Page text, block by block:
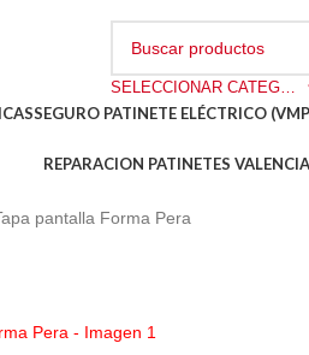
SELECCIONAR CATEGORÍA
SEGURO PATINETE ELÉCTRICO
REPARACION PATINETES VALENCIA
pantalla Forma Pera